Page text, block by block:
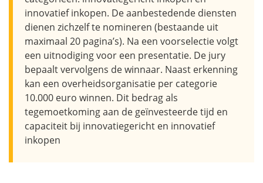
innovatief inkopen. De aanbestedende diensten
dienen zichzelf te nomineren (bestaande uit
maximaal 20 pagina’s). Na een voorselectie volgt
een uitnodiging voor een presentatie. De jury
bepaalt vervolgens de winnaar. Naast erkenning
kan een overheidsorganisatie per categorie
10.000 euro winnen. Dit bedrag als
tegemoetkoming aan de geïnvesteerde tijd en
capaciteit bij innovatiegericht en innovatief
inkopen